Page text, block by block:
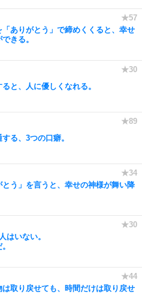
ありがとう」で締めくくると、幸せ
きる。
と、人に優しくなれる。
る、3つの口癖。
う」を言うと、幸せの神様が舞い降
はいない。
は取り戻せても、時間だけは取り戻せ